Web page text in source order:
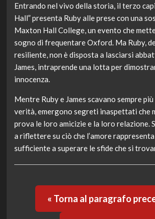
Entrando nel vivo della storia, il terzo
Hall” presenta Ruby alle prese con una
Maxton Hall College, un evento che
sogno di frequentare Oxford. Ma Ruby,
resiliente, non è disposta a lasciarsi
James, intraprende una lotta per
innocenza.
Mentre Ruby e James scavano sempre
verità, emergono segreti inaspettati che
prova le loro amicizie e la loro relazione.
a riflettere su ciò che l’amore rappresenta
sufficiente a superare le sfide che si
« Torna al paragrafo